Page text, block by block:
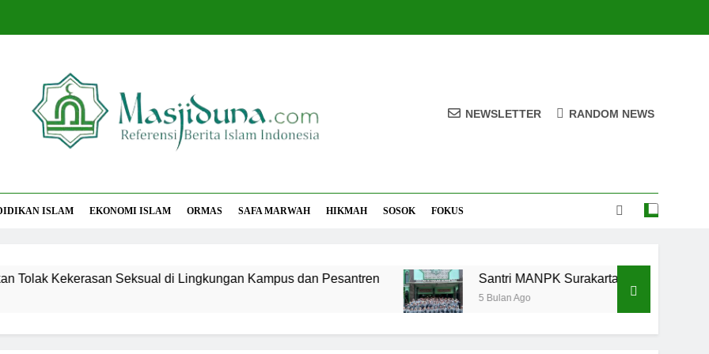
NEWSLETTER RANDOM NEWS
ISLAM EKONOMI ISLAM ORMAS SAFA MARWAH HIKMAH SOSOK FOKUS
Seksual di Lingkungan Kampus dan Pesantren Santri MANPK Surakarta Turun ke Masyarakat
5 Bulan Ago